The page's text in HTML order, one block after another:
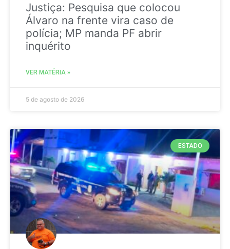
Justiça: Pesquisa que colocou
Álvaro na frente vira caso de
polícia; MP manda PF abrir
inquérito
VER MATÉRIA »
5 de agosto de 2026
ESTADO